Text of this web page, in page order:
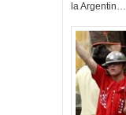
la Argentin…